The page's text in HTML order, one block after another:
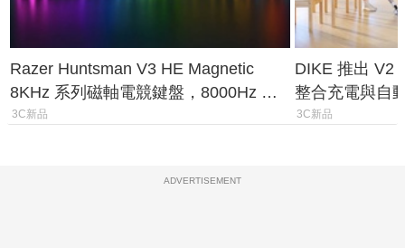
Razer Huntsman V3 HE Magnetic
8KHz 系列磁軸電競鍵盤，8000Hz 輪
詢率、0.1mm 觸發全面升級
3C新品
DIKE 推出 V2
整合充電與自
3C新品
ADVERTISEMENT